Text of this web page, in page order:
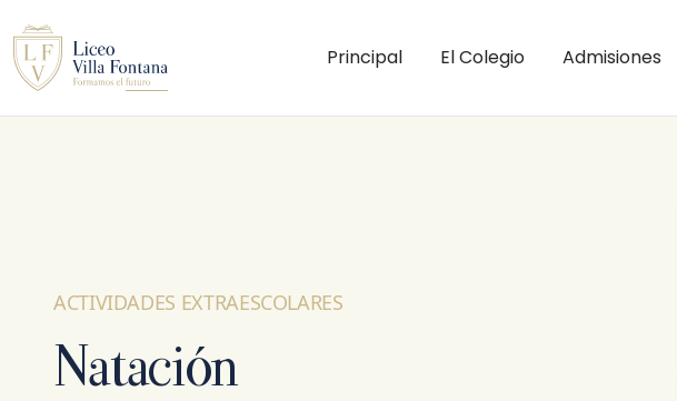
Principal El Colegio Admisiones
ACTIVIDADES EXTRAESCOLARES
Natación